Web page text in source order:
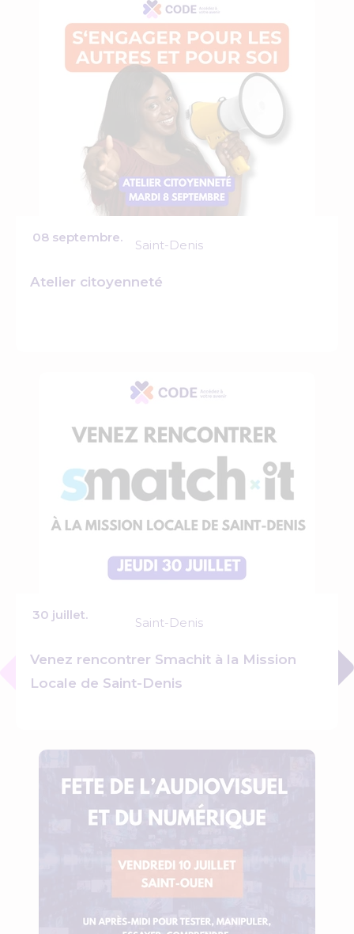
08 septembre.
Saint-Denis
Atelier citoyenneté
30 juillet.
Saint-Denis
Venez rencontrer Smachit à la Mission
Locale de Saint-Denis